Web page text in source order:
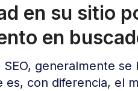
en su sitio
en
generalmente
es, con diferencia, el